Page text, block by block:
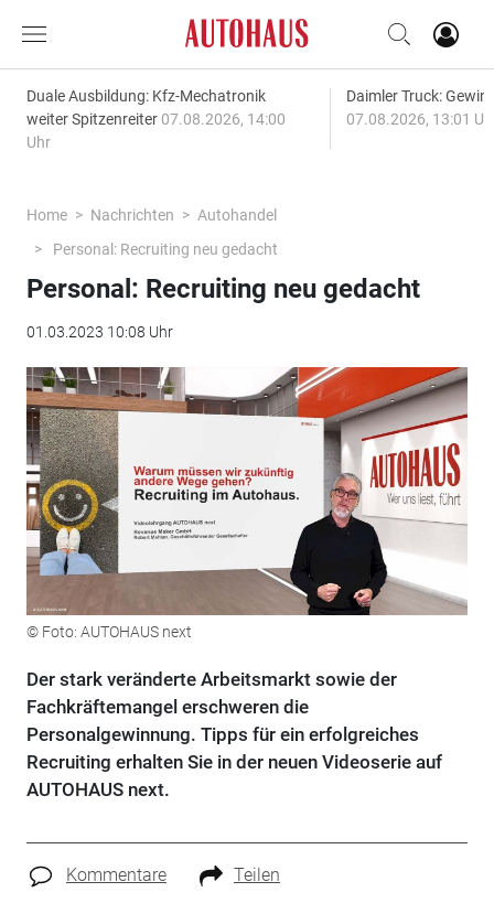
Duale Ausbildung: Kfz-Mechatronik
weiter Spitzenreiter 07.08.2026, 14:00
Uhr
Daimler Truck:
07.08.2026, 13:01
Home Nachrichten
Autohandel
Personal: Recruiting neu gedacht
Personal: Recruiting neu gedacht
01.03.2023 10:08 Uhr
© Foto: AUTOHAUS next
Der stark veränderte Arbeitsmarkt sowie der
Fachkräftemangel erschweren die
Personalgewinnung. Tipps für ein erfolgreiches
Recruiting erhalten Sie in der neuen Videoserie auf
AUTOHAUS next.
Kommentare Teilen